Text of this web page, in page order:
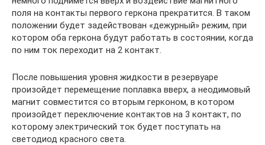
поля на контакты первого геркона прекратится. В таком
положении будет задействован «дежурный» режим, при
котором оба геркона будут работать в состоянии, когда
по ним ток переходит на 2 контакт.
После повышения уровня жидкости в резервуаре
произойдет перемещение поплавка вверх, а неодимовый
магнит совместится со вторым герконом, в котором
произойдет переключение контактов на 3 контакт, по
которому электрический ток будет поступать на
светодиод красного света.